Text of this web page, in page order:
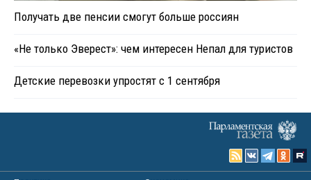
Получать две пенсии смогут больше россиян
«Не только Эверест»: чем интересен Непал для туристов
Детские перевозки упростят с 1 сентября